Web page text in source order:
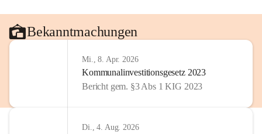
Bekanntmachungen
Mi., 8. Apr. 2026
Kommunalinvestitionsgesetz 2023
Bericht gem. §3 Abs 1 KIG 2023
Di., 4. Aug. 2026